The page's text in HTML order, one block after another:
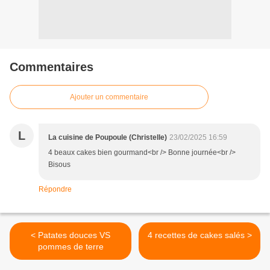
Commentaires
Ajouter un commentaire
L La cuisine de Poupoule (Christelle) 23/02/2025 16:59
4 beaux cakes bien gourmand<br /> Bonne journée<br />
Bisous
Répondre
< Patates douces VS
pommes de terre
4 recettes de cakes salés >